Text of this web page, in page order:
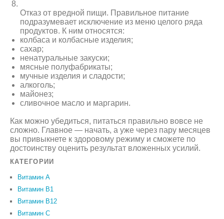
Отказ от вредной пищи. Правильное питание
подразумевает исключение из меню целого ряда
продуктов. К ним относятся:
колбаса и колбасные изделия;
сахар;
ненатуральные закуски;
мясные полуфабрикаты;
мучные изделия и сладости;
алкоголь;
майонез;
сливочное масло и маргарин.
Как можно убедиться, питаться правильно вовсе не
сложно. Главное — начать, а уже через пару месяцев
вы привыкнете к здоровому режиму и сможете по
достоинству оценить результат вложенных усилий.
КАТЕГОРИИ
Витамин A
Витамин B1
Витамин B12
Витамин C